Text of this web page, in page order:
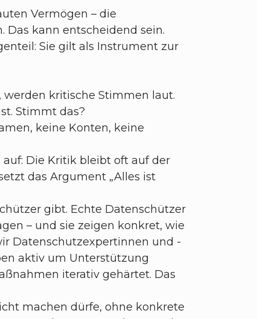
Vermögen – die
Das kann entscheidend sein.
Sie gilt als Instrument zur
kritische Stimmen laut.
Stimmt das?
keine Konten, keine
Die Kritik bleibt oft auf der
das Argument „Alles ist
gibt. Echte Datenschützer
– und sie zeigen konkret, wie
Datenschutzexpertinnen und -
aktiv um Unterstützung
iterativ gehärtet. Das
machen dürfe, ohne konkrete